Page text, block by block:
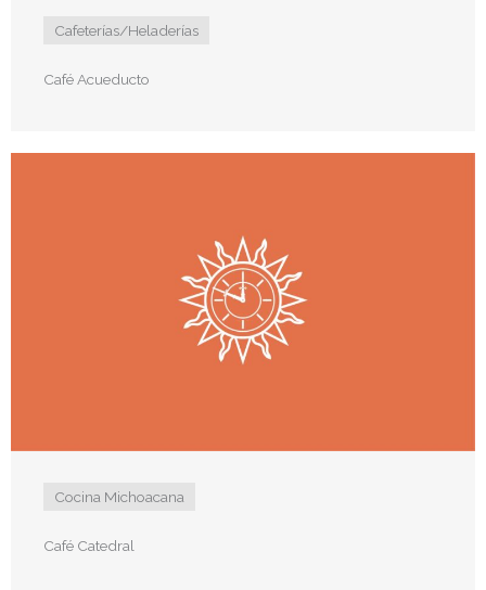
Cafeterías/Heladerías
Café Acueducto
Cocina Michoacana
Café Catedral